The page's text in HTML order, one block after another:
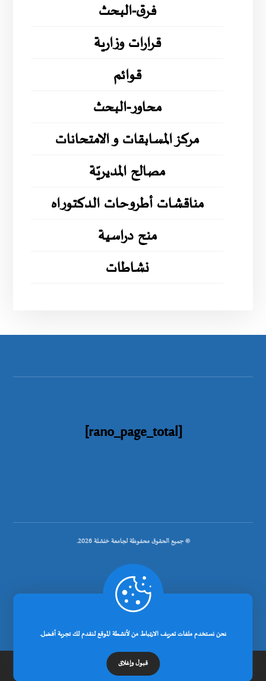
فرق-البحث
قرارات وزارية
قوائم
محاور-البحث
مركز المسابقات و الامتحانات
مصالح المديريّة
مناقشات أطروحات الدكتوراه
منح دراسية
نشاطات
[rano_page_total]
© جميع الحقوق محفوظة لجامعة خنشلة 2026.
.
نحن نستخدم ملفات تعريف الارتباط من لأنشطة الموقع لنقدم لك تجربة أفضل.
قبول وإغلاق